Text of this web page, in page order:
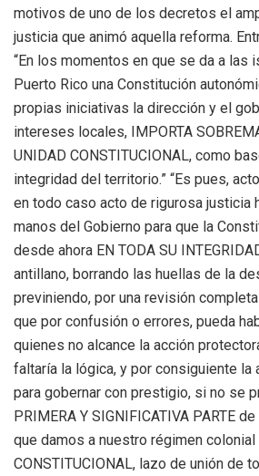
motivos de uno de los decretos el
justicia que animó aquella reforma.
“En los momentos en que se da a las
Puerto Rico una Constitución
propias iniciativas la dirección y el
intereses locales, IMPORTA
UNIDAD CONSTITUCIONAL, como
integridad del territorio.” “Es pues,
en todo caso acto de rigurosa justicia
manos del Gobierno para que la
desde ahora EN TODA SU
antillano, borrando las huellas de la
previniendo, por una revisión
que por confusión o errores, pueda
quienes no alcance la acción
faltaría la lógica, y por consiguiente la
para gobernar con prestigio, si no se
PRIMERA Y SIGNIFICATIVA PARTE
que damos a nuestro régimen colonial
CONSTITUCIONAL, lazo de unión de